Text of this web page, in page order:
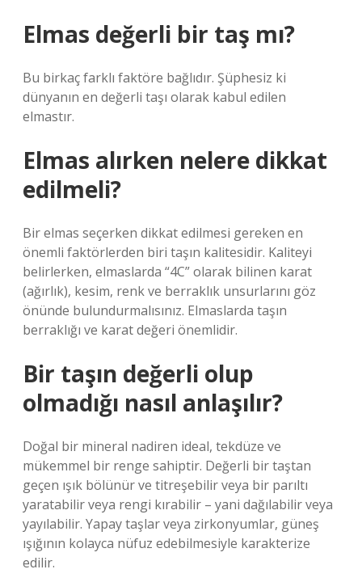
Elmas değerli bir taş mı?
Bu birkaç farklı faktöre bağlıdır. Şüphesiz ki
dünyanın en değerli taşı olarak kabul edilen
elmastır.
Elmas alırken nelere dikkat
edilmeli?
Bir elmas seçerken dikkat edilmesi gereken en
önemli faktörlerden biri taşın kalitesidir. Kaliteyi
belirlerken, elmaslarda “4C” olarak bilinen karat
(ağırlık), kesim, renk ve berraklık unsurlarını göz
önünde bulundurmalısınız. Elmaslarda taşın
berraklığı ve karat değeri önemlidir.
Bir taşın değerli olup
olmadığı nasıl anlaşılır?
Doğal bir mineral nadiren ideal, tekdüze ve
mükemmel bir renge sahiptir. Değerli bir taştan
geçen ışık bölünür ve titreşebilir veya bir parıltı
yaratabilir veya rengi kırabilir – yani dağılabilir veya
yayılabilir. Yapay taşlar veya zirkonyumlar, güneş
ışığının kolayca nüfuz edebilmesiyle karakterize
edilir.